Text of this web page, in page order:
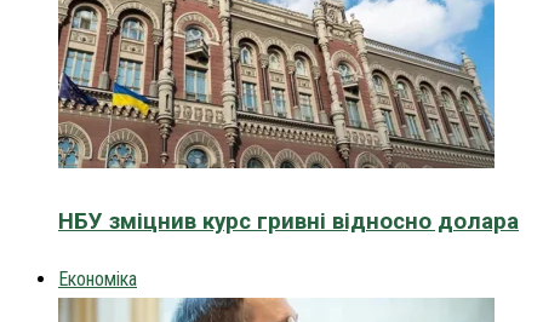
НБУ зміцнив курс гривні відносно долара
Економіка